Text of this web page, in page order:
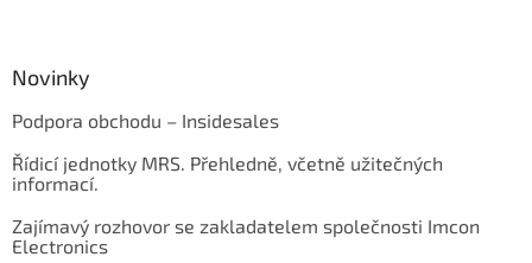
Novinky
Podpora obchodu – Insidesales
Řídicí jednotky MRS. Přehledně, včetně užitečných
informací.
Zajímavý rozhovor se zakladatelem společnosti Imcon
Electronics